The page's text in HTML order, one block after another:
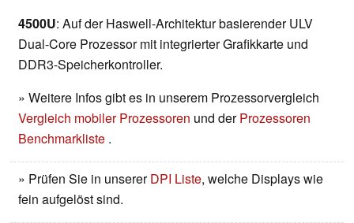
4500U: Auf der Haswell-Architektur basierender ULV
Dual-Core Prozessor mit integrierter Grafikkarte und
DDR3-Speicherkontroller.
» Weitere Infos gibt es in unserem Prozessorvergleich
Vergleich mobiler Prozessoren und derProzessoren
Benchmarkliste .
» Prüfen Sie in unsererDPI Liste, welche Displays wie
fein aufgelöst sind.